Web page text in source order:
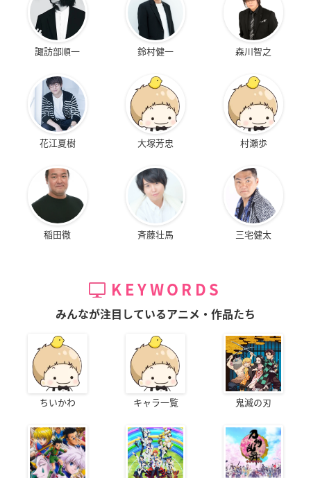
諏訪部順一 鈴村健一 森川智之
花江夏樹 大塚芳忠 村瀬歩
稲田徹 斉藤壮馬 三宅健太
KEYWORDS
みんなが注目しているアニメ・作品たち
ちいかわ キャラ一覧 鬼滅の刃